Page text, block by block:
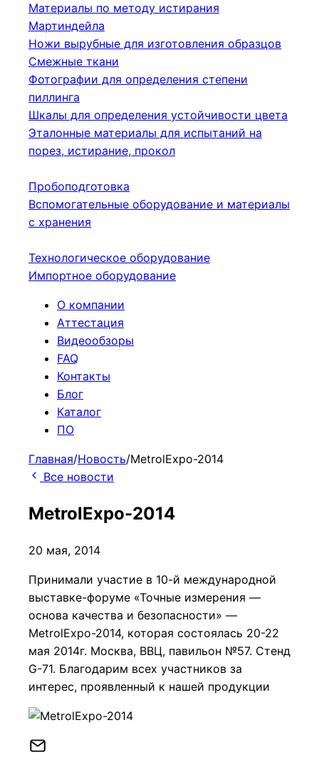
Материалы по методу истирания
Мартиндейла
Ножи вырубные для изготовления образцов
Смежные ткани
Фотографии для определения степени
пиллинга
Шкалы для определения устойчивости цвета
Эталонные материалы для испытаний на
порез, истирание, прокол
Пробоподготовка
Вспомогательные оборудование и материалы
с хранения
Технологическое оборудование
Импортное оборудование
О компании
Аттестация
Видеообзоры
FAQ
Контакты
Блог
Каталог
ПО
Главная/Новость/MetrolExpo-2014
Все новости
MetrolExpo-2014
20 мая, 2014
Принимали участие в 10-й международной
выставке-форуме «Точные измерения —
основа качества и безопасности» —
MetrolExpo-2014, которая состоялась 20-22
мая 2014г. Москва, ВВЦ, павильон №57. Стенд
G-71. Благодарим всех участников за
интерес, проявленный к нашей продукции